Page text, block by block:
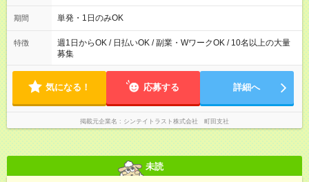
18：00 ■20：00～翌5：00 など！ 上記時間内で、 実働8時
間・休憩1時間／日
期間 単発・1日のみOK
特徴
週1日からOK / 日払いOK / 副業・WワークOK / 10名以上の大量
募集
気になる！ 応募する 詳細へ
掲載元企業名 シンテイトラスト株式会社 町田支社
未読